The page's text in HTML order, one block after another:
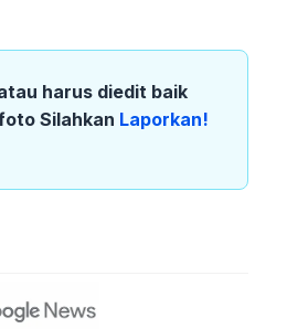
harus diedit baik
Silahkan Laporkan!